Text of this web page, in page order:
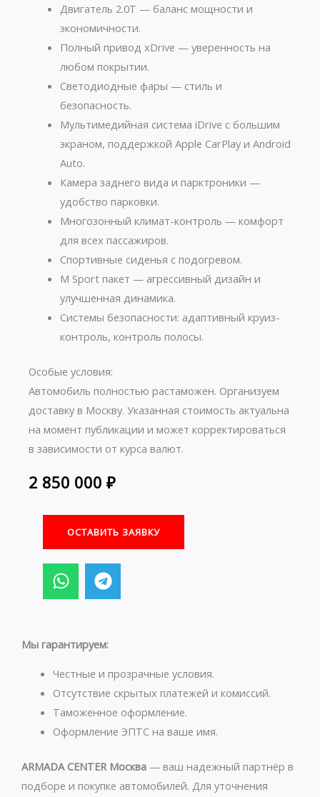
Двигатель 2.0T — баланс мощности и
экономичности.
Полный привод xDrive — уверенность на
любом покрытии.
Светодиодные фары — стиль и
безопасность.
Мультимедийная система iDrive с большим
экраном, поддержкой Apple CarPlay и Android
Auto.
Камера заднего вида и парктроники —
удобство парковки.
Многозонный климат-контроль — комфорт
для всех пассажиров.
Спортивные сиденья с подогревом.
M Sport пакет — агрессивный дизайн и
улучшенная динамика.
Системы безопасности: адаптивный круиз-
контроль, контроль полосы.
Особые условия:
Автомобиль полностью растаможен. Организуем
доставку в Москву. Указанная стоимость актуальна
на момент публикации и может корректироваться
в зависимости от курса валют.
2 850 000 ₽
ОСТАВИТЬ ЗАЯВКУ
W
h
a
s
p
p
T
e
l
g
a
m
Мы гарантируем:
Честные и прозрачные условия.
Отсутствие скрытых платежей и комиссий.
Таможенное оформление.
Оформление ЭПТС на ваше имя.
ARMADA CENTER Москва — ваш надежный партнёр в
подборе и покупке автомобилей. Для уточнения